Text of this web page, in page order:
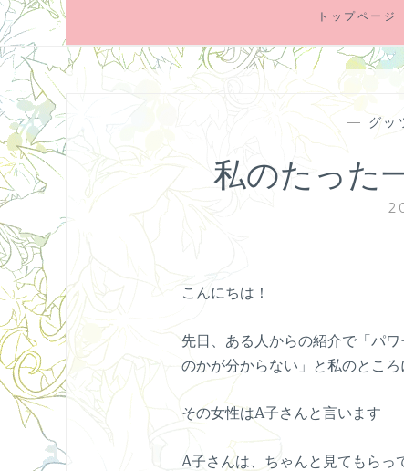
プ
トップページ
— グッ
私のたった
こんにちは！
先日、ある人からの紹介で「パ
のかが分からない」と私のとこ
その女性はA子さんと言います
A子さんは、ちゃんと見てもらっ